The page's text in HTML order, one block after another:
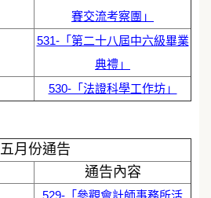
賽交流考察團」
531-「第二十八屆中六級畢業
典禮」
530-「法證科學工作坊」
五月份通告
通告內容
529-「參觀會計師事務所活